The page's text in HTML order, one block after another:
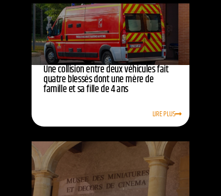
Une collision entre deux véhicules fait
quatre blessés dont une mère de
famille et sa fille de 4 ans
LIRE PLUS